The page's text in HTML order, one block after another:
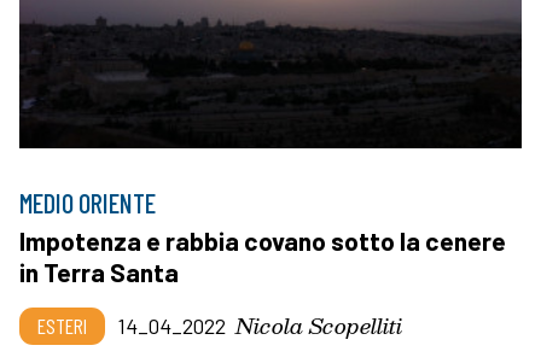
MEDIO ORIENTE
Impotenza e rabbia covano sotto la cenere
in Terra Santa
ESTERI 14_04_2022 Nicola Scopelliti